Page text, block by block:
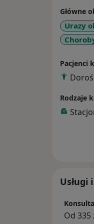
Główne
Urazy
Pacjenci
Rodzaje
Usługi
Od 335